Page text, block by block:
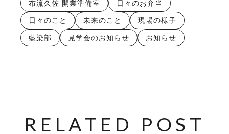
布流久佐 開業準備室 日々のお弁当
日々のこと 未来のこと 現場の様子
藍染部 見学会のお知らせ お知らせ